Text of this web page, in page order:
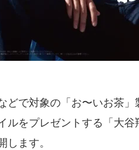
どで対象の「お〜いお茶
ルをプレゼントする「大
します。